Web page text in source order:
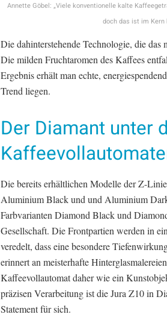
Annette Göbel: „Viele konventionelle kalte
doch das ist im
Die dahinterstehende Technologie, die
Die milden Fruchtaromen des Kaffees
Ergebnis erhält man echte,
Trend liegen.
Der Diamant unter
Die bereits erhältlichen Modelle der Z-
Aluminium Black und und Aluminium
Farbvarianten Diamond Black und
Gesellschaft. Die Frontpartien werden in
veredelt, dass eine besondere
erinnert an meisterhafte
Kaffeevollautomat daher wie ein
präzisen Verarbeitung ist die Jura Z10 in
Statement für sich.